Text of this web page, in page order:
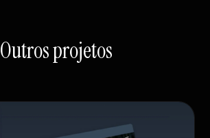
Outros projetos